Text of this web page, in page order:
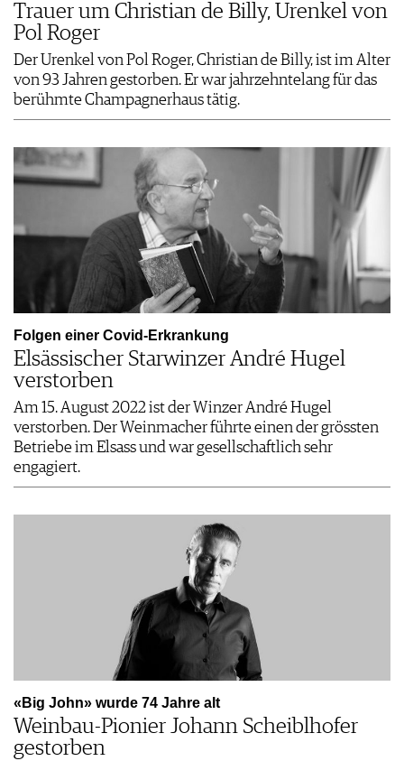
Trauer um Christian de Billy, Urenkel von
Pol Roger
Der Urenkel von Pol Roger, Christian de Billy, ist im Alter
von 93 Jahren gestorben. Er war jahrzehntelang für das
berühmte Champagnerhaus tätig.
Folgen einer Covid-Erkrankung
Elsässischer Starwinzer André Hugel
verstorben
Am 15. August 2022 ist der Winzer André Hugel
verstorben. Der Weinmacher führte einen der grössten
Betriebe im Elsass und war gesellschaftlich sehr
engagiert.
«Big John» wurde 74 Jahre alt
Weinbau-Pionier Johann Scheiblhofer
gestorben